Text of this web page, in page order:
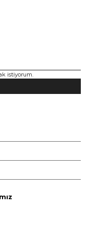
istiyorum.